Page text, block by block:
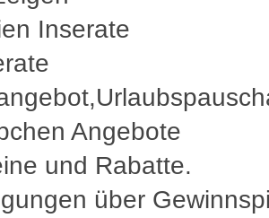
Inserate
Angebote
und Rabatte.
über